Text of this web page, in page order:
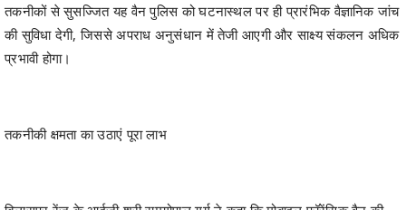
तकनीकों से सुसज्जित यह वैन पुलिस को घटनास्थल पर ही प्रारंभिक वैज्ञानिक जांच
की सुविधा देगी, जिससे अपराध अनुसंधान में तेजी आएगी और साक्ष्य संकलन अधिक
प्रभावी होगा।
तकनीकी क्षमता का उठाएं पूरा लाभ